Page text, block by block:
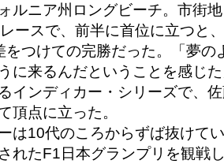
ルニア州ロングビーチ。市街
ースで、前半に首位に立つと
をつけての完勝だった。「夢の
に来るんだということを感じ
インディカー・シリーズで、
頂点に立った。
は10代のころからずば抜けて
れたF1日本グランプリを観戦